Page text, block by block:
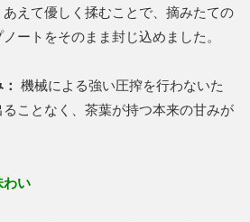
えて優しく揉むことで、摘みたての
ートをそのまま封じ込めました。
機械による強い圧搾を行わないた
ことなく、茶葉が持つ本来の甘みが
わい